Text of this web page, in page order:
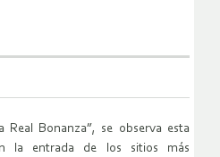
Real Bonanza”, se observa esta
la entrada de los sitios más